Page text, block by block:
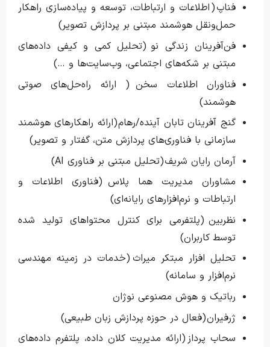
فناپ ( اطلاعات و ارتباطات،‌ توسعه و پیاده‌سازی راهکار
حمل‌ونقل هوشمند مبتنی بر پردازش تصویر)
فن‌آفرینان زندگی نو (تحلیل کمی و کیفی داده‌های
مبتنی بر شکه‌های اجتماعی، وب‌سایت‌ها و …)
فناوران اطلاعات سخن ( ارائه راه‌حل‌های صوتی
هوشمند)
گنج آفرینان تابان آینده/رهام (ارائه راهکارهای هوشمند
سازمانی با فناوری‌های پردازش متن، گفتار و تصویر)
آرمان رایان شریف (تحلیل مبتنی بر فناوری AI)
مشاوران مدیریت هما پلاس (فناوری اطلاعات و
ارتباطات و نرم‌افزارهای رایانه‌ای)
نظربین (پلتفرمی برای کنترل محتواهای تولید شده
توسط کاربران)
تحلیل افزار مبتکر میراث (خدمات در زمینه مهندسی
نرم‌افزار و سامانه)
رباتیک و هوش مصنوعی نوژان
ژرفیران (فعال در حوزه پردازش زبان طبیعی)
سحاب پرداز (ارائه مدیریت کلان داده، پلتفرم داده‌های